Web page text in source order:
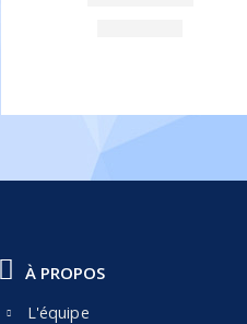
À PROPOS
L'équipe